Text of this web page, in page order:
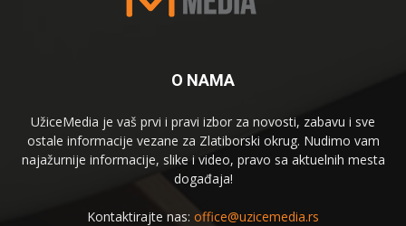
O NAMA
UžiceMedia je vaš prvi i pravi izbor za novosti, zabavu i sve
ostale informacije vezane za Zlatiborski okrug. Nudimo vam
najažurnije informacije, slike i video, pravo sa aktuelnih mesta
događaja!
Kontaktirajte nas: office@uzicemedia.rs